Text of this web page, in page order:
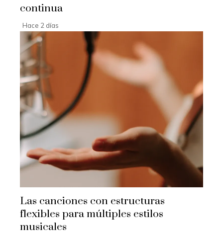
continua
Hace 2 días
Las canciones con estructuras
flexibles para múltiples estilos
musicales